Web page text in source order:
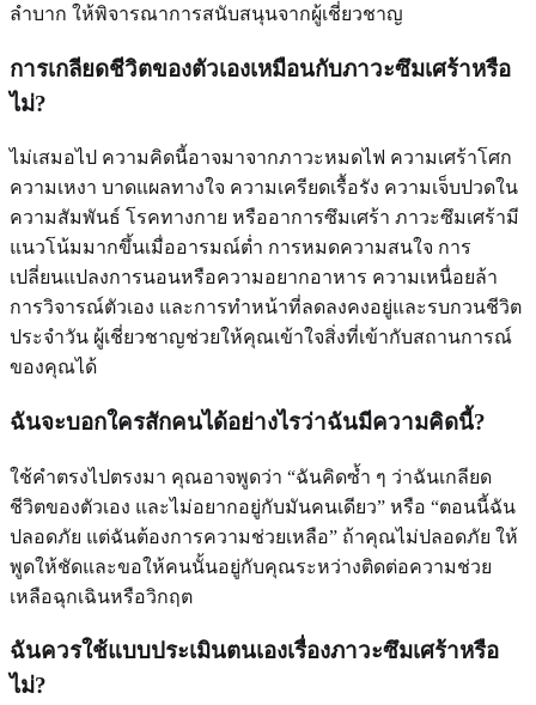
ลำบาก ให้พิจารณาการสนับสนุนจากผู้เชี่ยวชาญ
การเกลียดชีวิตของตัวเองเหมือนกับภาวะซึมเศร้าหรือ
ไม่?
ไม่เสมอไป ความคิดนี้อาจมาจากภาวะหมดไฟ ความเศร้าโศก
ความเหงา บาดแผลทางใจ ความเครียดเรื้อรัง ความเจ็บปวดใน
ความสัมพันธ์ โรคทางกาย หรืออาการซึมเศร้า ภาวะซึมเศร้ามี
แนวโน้มมากขึ้นเมื่ออารมณ์ต่ำ การหมดความสนใจ การ
เปลี่ยนแปลงการนอนหรือความอยากอาหาร ความเหนื่อยล้า
การวิจารณ์ตัวเอง และการทำหน้าที่ลดลงคงอยู่และรบกวนชีวิต
ประจำวัน ผู้เชี่ยวชาญช่วยให้คุณเข้าใจสิ่งที่เข้ากับสถานการณ์
ของคุณได้
ฉันจะบอกใครสักคนได้อย่างไรว่าฉันมีความคิดนี้?
ใช้คำตรงไปตรงมา คุณอาจพูดว่า “ฉันคิดซ้ำ ๆ ว่าฉันเกลียด
ชีวิตของตัวเอง และไม่อยากอยู่กับมันคนเดียว” หรือ “ตอนนี้ฉัน
ปลอดภัย แต่ฉันต้องการความช่วยเหลือ” ถ้าคุณไม่ปลอดภัย ให้
พูดให้ชัดและขอให้คนนั้นอยู่กับคุณระหว่างติดต่อความช่วย
เหลือฉุกเฉินหรือวิกฤต
ฉันควรใช้แบบประเมินตนเองเรื่องภาวะซึมเศร้าหรือ
ไม่?